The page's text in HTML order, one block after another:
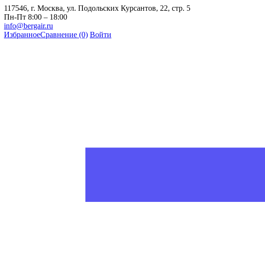
117546, г. Москва, ул. Подольских Курсантов, 22, стр. 5
Пн-Пт 8:00 – 18:00
info@bergair.ru
ИзбранноеСравнение (0) Войти